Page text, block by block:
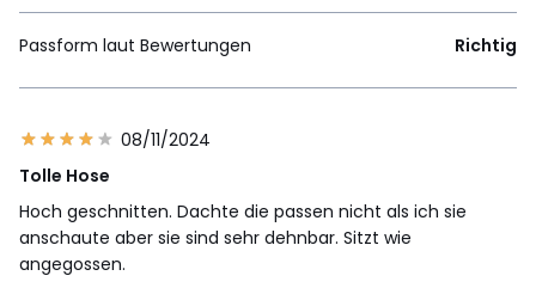
Passform laut Bewertungen Richtig
08/11/2024
Tolle Hose
Hoch geschnitten. Dachte die passen nicht als ich sie
anschaute aber sie sind sehr dehnbar. Sitzt wie
angegossen.